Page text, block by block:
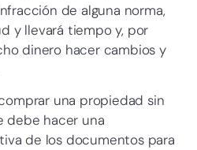
de alguna norma,
y llevará tiempo y, por
dinero hacer cambios y
una propiedad sin
debe hacer una
de los documentos para